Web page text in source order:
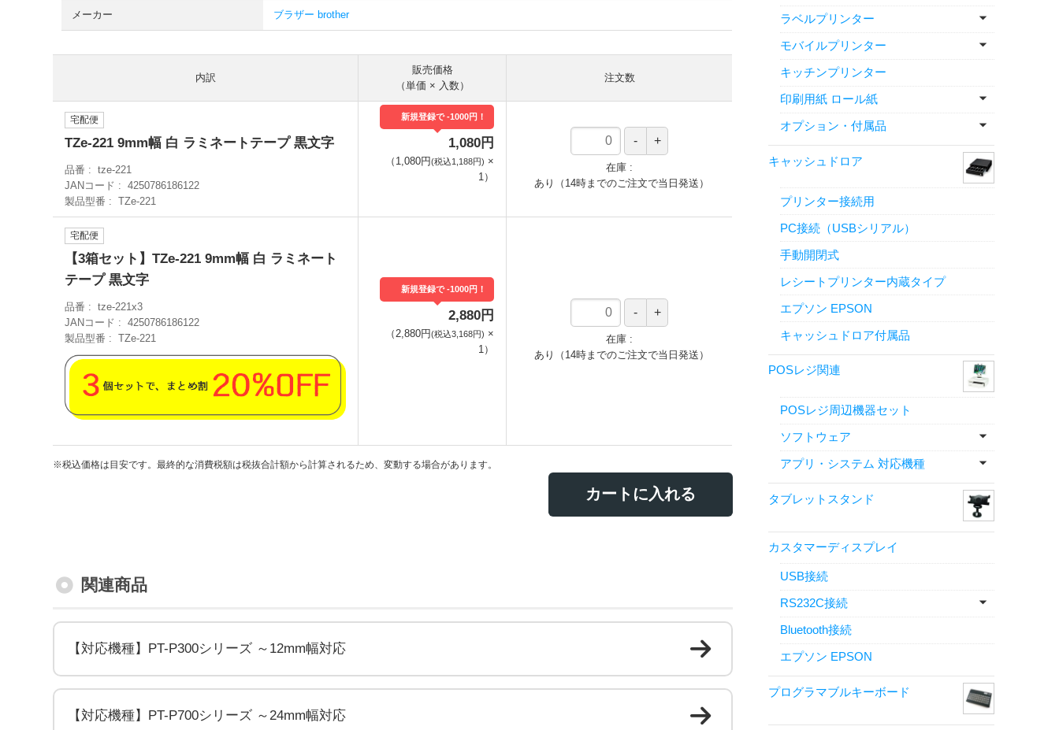
メーカー ブラザー brother
内訳
販売価格
（単価 × 入数）
注文数
宅配便
TZe-221 9mm幅 白 ラミネートテープ 黒文字
品番
tze-221
JANコード
4250786186122
製品型番
TZe-221
新規登録で -1000円！
1,080円
（ 1,080円(税込1,188円) ×
1 ）
在庫
あり（14時までのご注文で当日発送）
宅配便
【3箱セット】TZe-221 9mm幅 白 ラミネート
テープ 黒文字
品番
tze-221x3
JANコード
4250786186122
製品型番
TZe-221
新規登録で -1000円！
2,880円
（ 2,880円(税込3,168円) ×
1 ）
在庫
あり（14時までのご注文で当日発送）
※税込価格は目安です。最終的な消費税額は税抜合計額から計算されるため、変動する場合があります。
カートに入れる
関連商品
【対応機種】PT-P300シリーズ ～12mm幅対応
【対応機種】PT-P700シリーズ ～24mm幅対応
ラベルプリンター
モバイルプリンター
キッチンプリンター
印刷用紙 ロール紙
オプション・付属品
キャッシュドロア
プリンター接続用
PC接続（USBシリアル）
手動開閉式
レシートプリンター内蔵タイプ
エプソン EPSON
キャッシュドロア付属品
POSレジ関連
POSレジ周辺機器セット
ソフトウェア
アプリ・システム 対応機種
タブレットスタンド
カスタマーディスプレイ
USB接続
RS232C接続
Bluetooth接続
エプソン EPSON
プログラマブルキーボード